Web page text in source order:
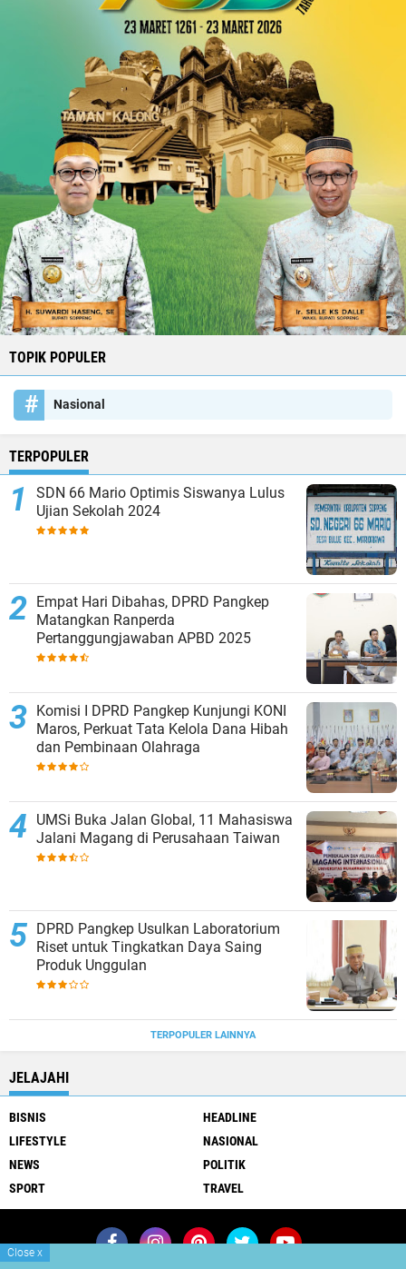
TOPIK POPULER
Nasional
TERPOPULER
SDN 66 Mario Optimis Siswanya Lulus
Ujian Sekolah 2024
Empat Hari Dibahas, DPRD Pangkep
Matangkan Ranperda
Pertanggungjawaban APBD 2025
Komisi I DPRD Pangkep Kunjungi KONI
Maros, Perkuat Tata Kelola Dana Hibah
dan Pembinaan Olahraga
UMSi Buka Jalan Global, 11 Mahasiswa
Jalani Magang di Perusahaan Taiwan
DPRD Pangkep Usulkan Laboratorium
Riset untuk Tingkatkan Daya Saing
Produk Unggulan
TERPOPULER LAINNYA
JELAJAHI
BISNIS
HEADLINE
LIFESTYLE
NASIONAL
NEWS
POLITIK
SPORT
TRAVEL
Close x